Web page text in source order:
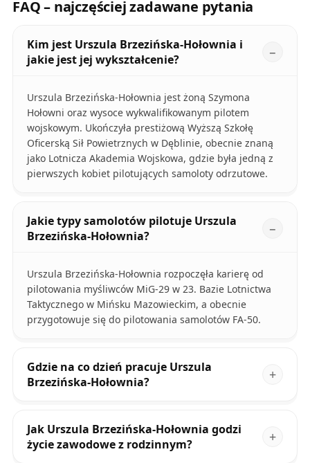
FAQ – najczęściej zadawane pytania
Kim jest Urszula Brzezińska-Hołownia i
jakie jest jej wykształcenie?
Urszula Brzezińska-Hołownia jest żoną Szymona
Hołowni oraz wysoce wykwalifikowanym pilotem
wojskowym. Ukończyła prestiżową Wyższą Szkołę
Oficerską Sił Powietrznych w Dęblinie, obecnie znaną
jako Lotnicza Akademia Wojskowa, gdzie była jedną z
pierwszych kobiet pilotujących samoloty odrzutowe.
Jakie typy samolotów pilotuje Urszula
Brzezińska-Hołownia?
Urszula Brzezińska-Hołownia rozpoczęła karierę od
pilotowania myśliwców MiG-29 w 23. Bazie Lotnictwa
Taktycznego w Mińsku Mazowieckim, a obecnie
przygotowuje się do pilotowania samolotów FA-50.
Gdzie na co dzień pracuje Urszula
Brzezińska-Hołownia?
Jak Urszula Brzezińska-Hołownia godzi
życie zawodowe z rodzinnym?